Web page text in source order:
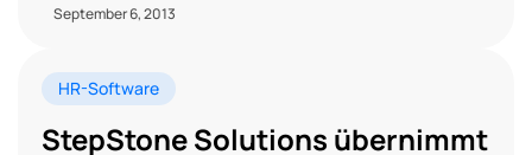
September 6, 2013
HR-Software
StepStone Solutions übernimmt